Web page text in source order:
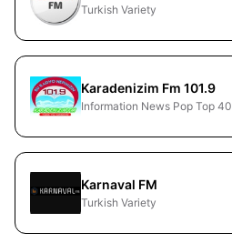
Turkish Variety
Karadenizim Fm 101.9
Information News Pop Top 40
Karnaval FM
Turkish Variety